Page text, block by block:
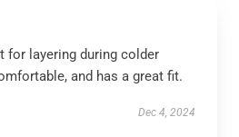
for layering during colder
and has a great fit.
Dec 4, 2024